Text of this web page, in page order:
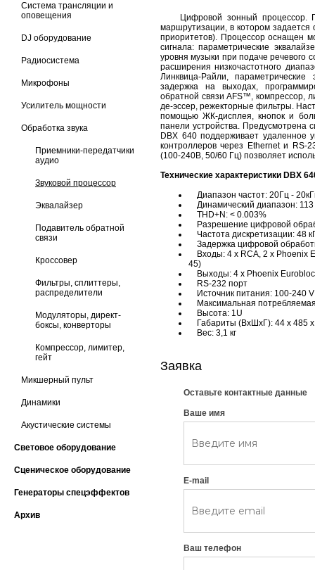
Система трансляции и
оповещения
DJ оборудование
Радиосистема
Микрофоны
Усилитель мощности
Обработка звука
Приемники-передатчики
аудио
Звуковой процессор
Эквалайзер
Подавитель обратной
связи
Кроссовер
Фильтры, сплиттеры,
распределители
Модуляторы, директ-
боксы, конверторы
Компрессор, лимитер,
гейт
Микшерный пульт
Динамики
Акустические системы
Световое оборудование
Сценическое оборудование
Генераторы спецэффектов
Архив
Цифровой зонный процессор.
маршрутизации, в котором задается
приоритетов). Процессор оснащен
сигнала: параметрические
уровня музыки при подаче речевого
расширения низкочастотного
Линквица-Райли,
задержка на выходах,
обратной связи AFS™, компрессор,
де-эссер, режекторные фильтры.
помощью ЖК-дисплея, кнопок и
панели устройства. Предусмотрена
DBX 640 поддерживает
контроллеров через Ethernet и RS-
(100-240В, 50/60 Гц) позволяет
Технические характеристики DBX
Диапазон частот: 20Гц -
Динамический диапазон:
THD+N: < 0.003%
Разрешение цифровой
Частота дискретизации: 48
Задержка цифровой
Входы: 4 x RCA, 2 x Phoenix
45)
Выходы: 4 x Phoenix
RS-232 порт
Источник питания: 100-240
Максимальная
Высота: 1U
Габариты (ВхШхГ): 44 x 485
Вес: 3,1 кг
Заявка
Оставьте контактные данные
Ваше имя
E-mail
Ваш телефон